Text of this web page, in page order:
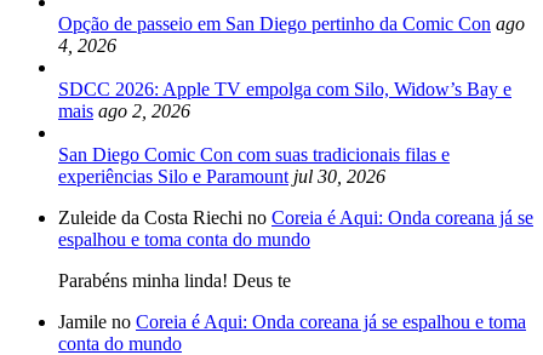
Opção de passeio em San Diego pertinho da Comic Con ago
4, 2026
SDCC 2026: Apple TV empolga com Silo, Widow’s Bay e
mais ago 2, 2026
San Diego Comic Con com suas tradicionais filas e
experiências Silo e Paramount jul 30, 2026
Zuleide da Costa Riechi no Coreia é Aqui: Onda coreana já se
espalhou e toma conta do mundo
Parabéns minha linda! Deus te
Jamile no Coreia é Aqui: Onda coreana já se espalhou e toma
conta do mundo